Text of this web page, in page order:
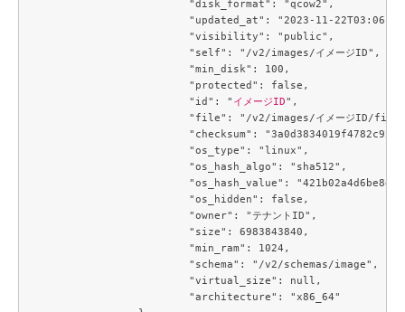
			"id": "
イメージID",